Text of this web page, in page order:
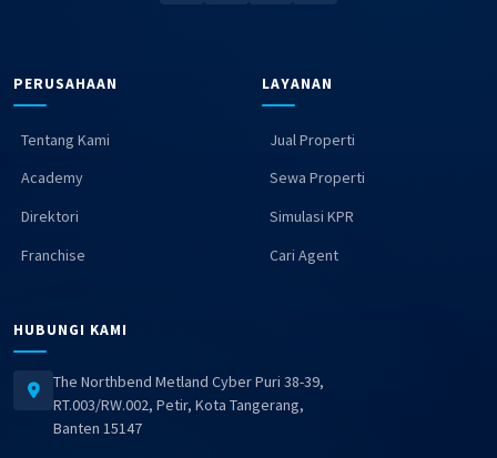
PERUSAHAAN
Tentang Kami
Academy
Direktori
Franchise
LAYANAN
Jual Properti
Sewa Properti
Simulasi KPR
Cari Agent
HUBUNGI KAMI
The Northbend Metland Cyber Puri 38-39,
RT.003/RW.002, Petir, Kota Tangerang,
Banten 15147